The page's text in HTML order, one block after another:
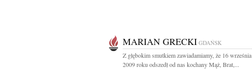
MARIAN GRECKI GDAŃSK
Z głębokim smutkiem zawiadamiamy, że 16 września
2009 roku odszedł od nas kochany Mąż, Brat,...